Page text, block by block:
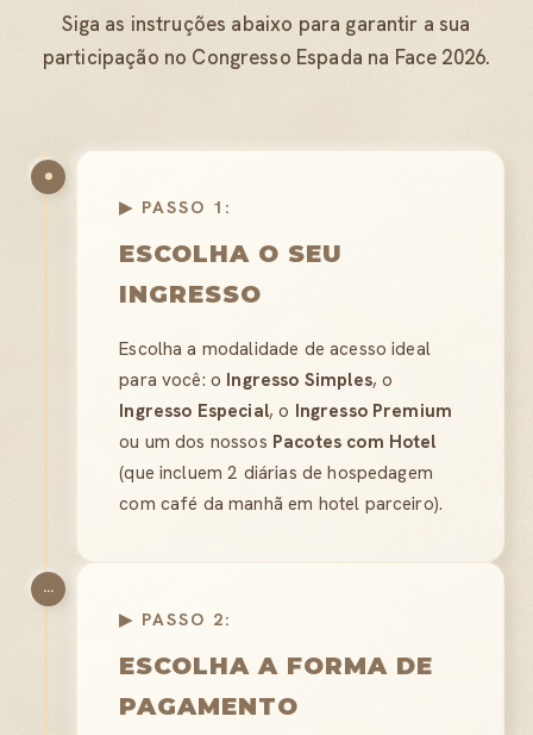
Siga as instruções abaixo para garantir a sua
participação no Congresso Espada na Face 2026.
▶ PASSO 1:
ESCOLHA O SEU
INGRESSO
Escolha a modalidade de acesso ideal
para você: o Ingresso Simples, o
Ingresso Especial, o Ingresso Premium
ou um dos nossos Pacotes com Hotel
(que incluem 2 diárias de hospedagem
com café da manhã em hotel parceiro).
...
▶ PASSO 2:
ESCOLHA A FORMA DE
PAGAMENTO